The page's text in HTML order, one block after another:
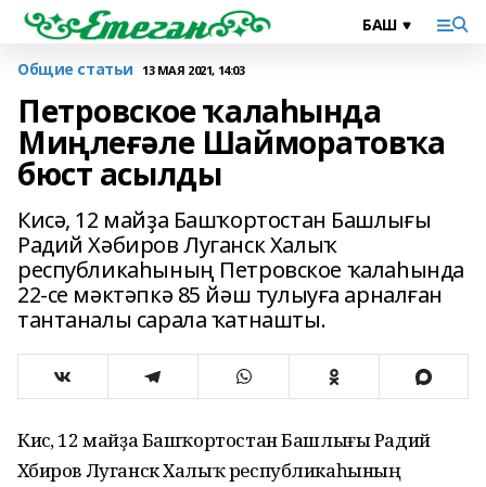
Общие статьи 13 МАЯ 2021, 14:03
Петровское ҡалаһында
Миңлеғәле Шайморатовҡа
бюст асылды
Кисә, 12 майҙа Башҡортостан Башлығы
Радий Хәбиров Луганск Халыҡ
республикаһының Петровское ҡалаһында
22-се мәктәпкә 85 йәш тулыуға арналған
тантаналы сарала ҡатнашты.
Кисә, 12 майҙа Башҡортостан Башлығы Радий
Хәбиров Луганск Халыҡ республикаһының